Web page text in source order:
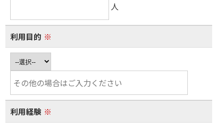
人
利用目的 ※
利用経験 ※